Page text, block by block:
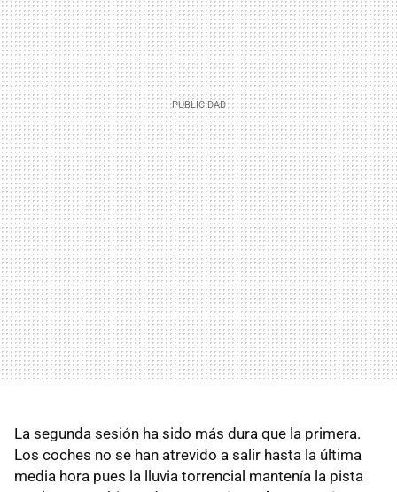
La segunda sesión ha sido más dura que la primera.
Los coches no se han atrevido a salir hasta la última
media hora pues la lluvia torrencial mantenía la pista